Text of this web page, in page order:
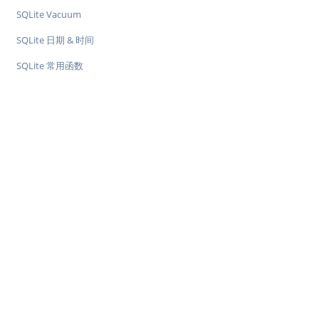
SQLite Vacuum
SQLite 日期 & 时间
SQLite 常用函数